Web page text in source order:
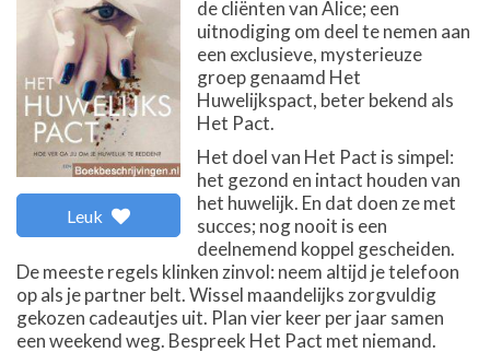
Leuk
de cliënten van Alice; een
uitnodiging om deel te nemen aan
een exclusieve, mysterieuze
groep genaamd Het
Huwelijkspact, beter bekend als
Het Pact.
Het doel van Het Pact is simpel:
het gezond en intact houden van
het huwelijk. En dat doen ze met
succes; nog nooit is een
deelnemend koppel gescheiden.
De meeste regels klinken zinvol: neem altijd je telefoon
op als je partner belt. Wissel maandelijks zorgvuldig
gekozen cadeautjes uit. Plan vier keer per jaar samen
een weekend weg. Bespreek Het Pact met niemand.